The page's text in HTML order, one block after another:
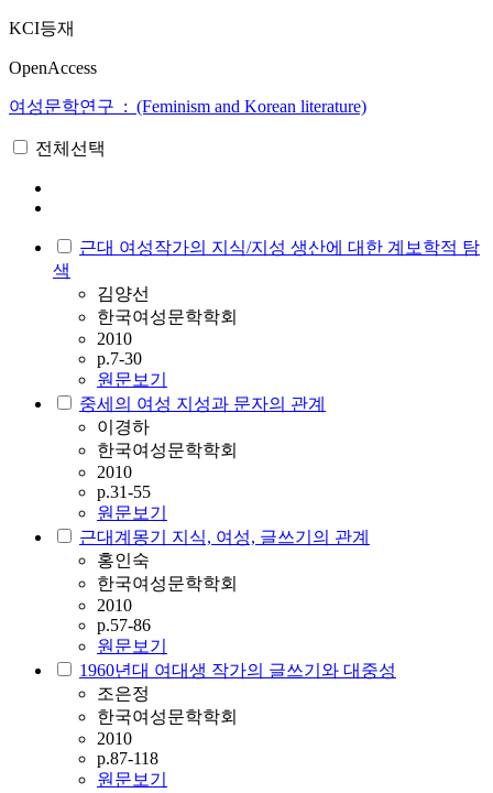
KCI등재
OpenAccess
여성문학연구 : (Feminism and Korean literature)
전체선택
근대 여성작가의 지식/지성 생산에 대한 계보학적 탐
색
김양선
한국여성문학학회
2010
p.7-30
원문보기
중세의 여성 지성과 문자의 관계
이경하
한국여성문학학회
2010
p.31-55
원문보기
근대계몽기 지식, 여성, 글쓰기의 관계
홍인숙
한국여성문학학회
2010
p.57-86
원문보기
1960년대 여대생 작가의 글쓰기와 대중성
조은정
한국여성문학학회
2010
p.87-118
원문보기